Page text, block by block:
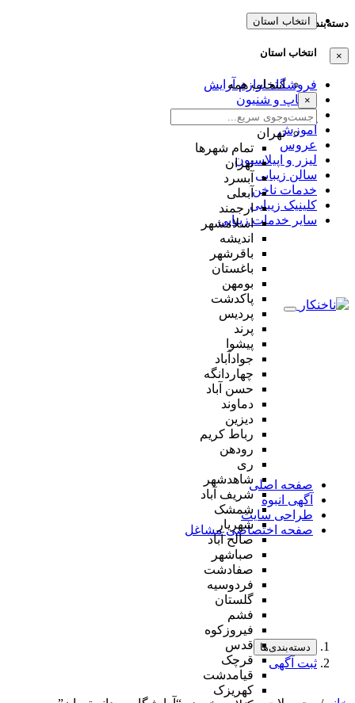
دسته‌بندی‌ها
×
فروشگاه لوازم آرایش
میکاپ و شنیون
مژه و ابرو
آموزش
عروس
لیزر و اپیلاسیون
سالن زیبایی
خدمات ناخن
کلینیک زیبایی
سایر خدمات زیبایی
انتخاب استان
انتخاب استان
انتخاب همه
×
تهران
تمام شهر‌ها
تهران
آبسرد
آبعلی
ارجمند
اسلامشهر
اندیشه
باقرشهر
باغستان
بومهن
پاکدشت
پردیس
پرند
پیشوا
جوادآباد
چهاردانگه
حسن آباد
دماوند
دیزین
رباط کریم
رودهن
ری
شاهدشهر
شریف آباد
شمشک
شهریار
صالح آباد
صباشهر
صفادشت
فردوسیه
گلستان
فشم
فیروزکوه
قدس
قرچک
قیامدشت
کهریزک
صفحه اصلی
آگهی انبوه
طراحی سایت
صفحه اختصاصی مشاغل
دسته‌بندی‌ها
ثبت آگهی